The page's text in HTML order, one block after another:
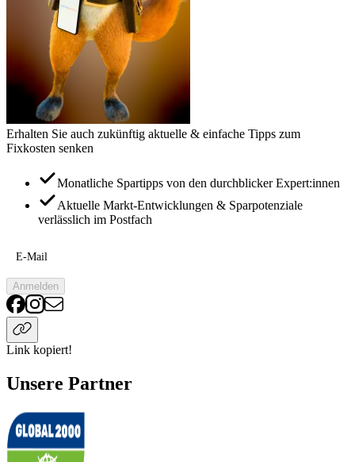
Erhalten Sie auch zukünftig aktuelle & einfache Tipps zum
Fixkosten senken
Monatliche Spartipps von den durchblicker Expert:innen
Aktuelle Markt-Entwicklungen & Sparpotenziale
verlässlich im Postfach
E-Mail
Anmelden
Link kopiert!
Unsere Partner